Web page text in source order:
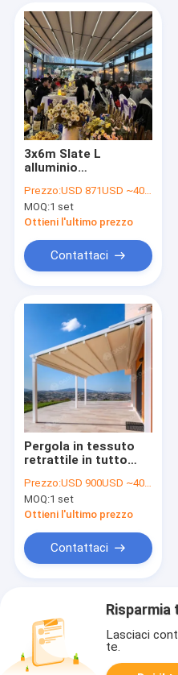
3x6m Slate L
alluminio
retrattile pergola
telecomando
moderno
Prezzo:USD 871USD ~4000USD or more based on the sizes
MOQ:1 set
Ottieni l'ultimo prezzo
Contattaci
Pergola in tessuto
retrattile in tutto
12x12 12x16 per
edifici in cortile
Prezzo:USD 900USD ~4000USD or more based on the sizes
MOQ:1 set
Ottieni l'ultimo prezzo
Contattaci
Risparmia
Lasciaci
te.